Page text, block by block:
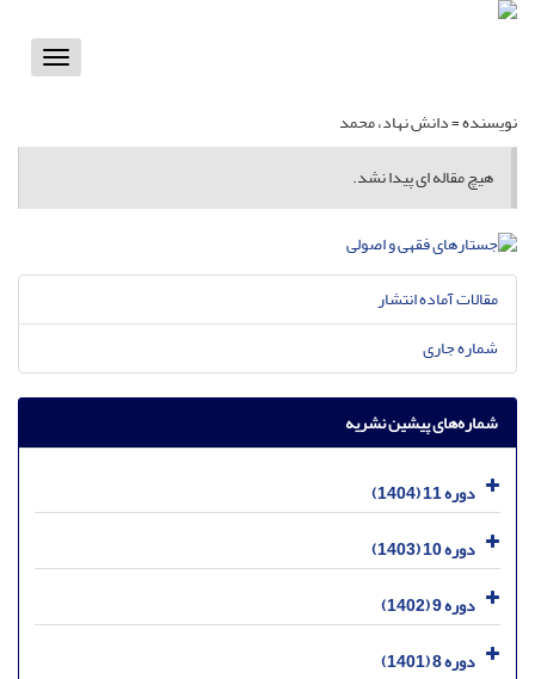
Toggle
نویسنده =دانش نهاد، محمد
هیچ مقاله ای پیدا نشد.
مقالات آماده انتشار
شماره جاری
شماره‌های پیشین نشریه
دوره 11 (1404)
دوره 10 (1403)
دوره 9 (1402)
دوره 8 (1401)